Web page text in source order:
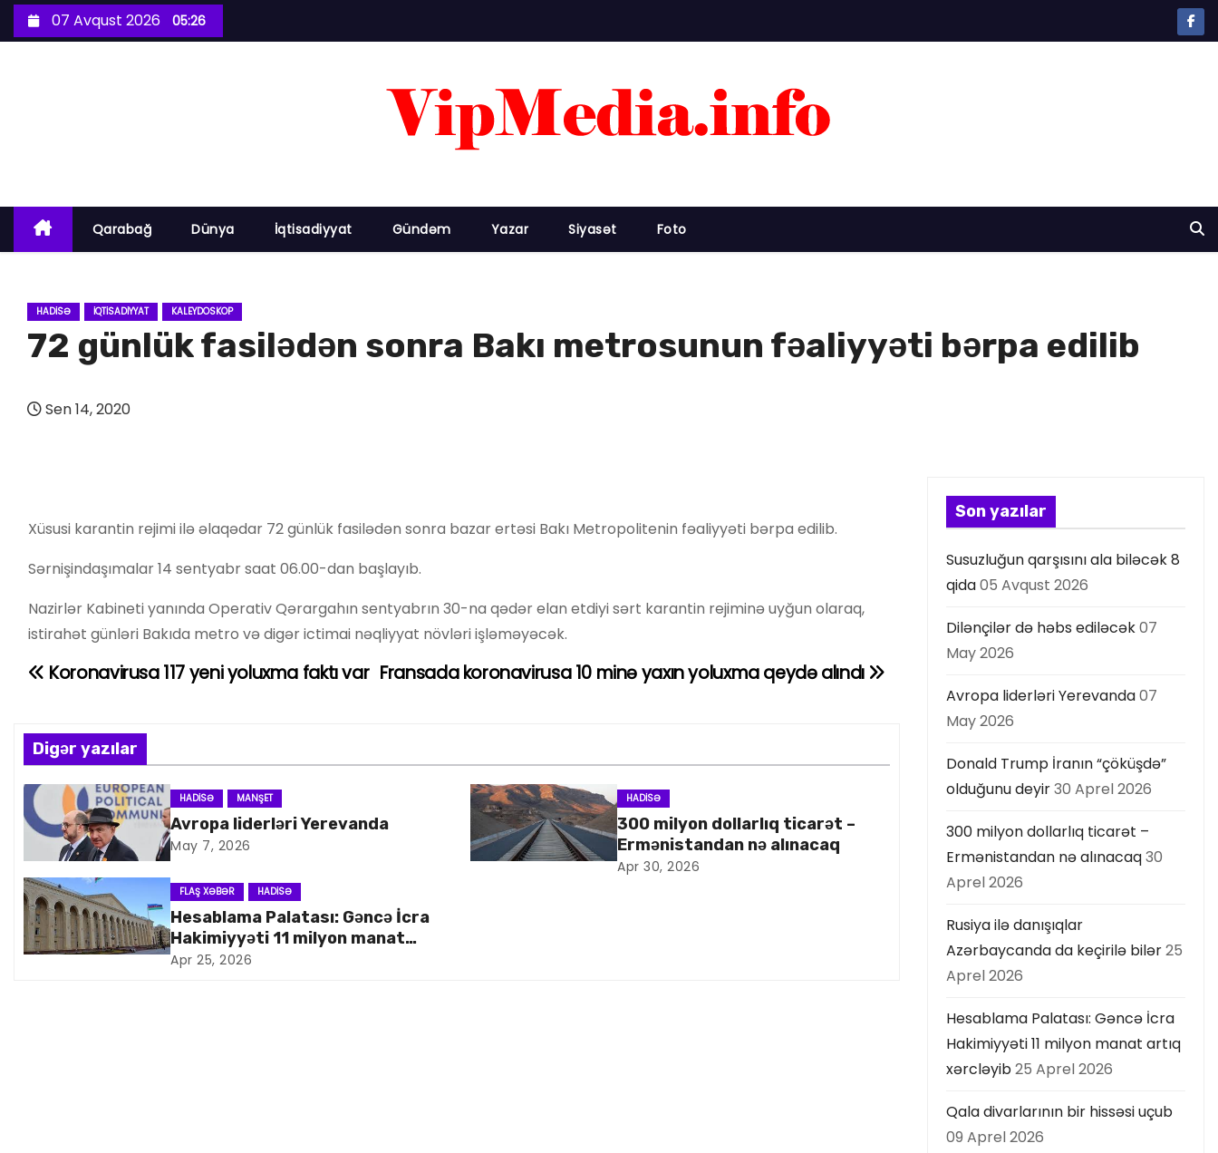
k
07 Avqust 2026 05:26
Qarabağ Dünya İqtisadiyyat Gündəm Yazar Siyasət Foto
HADISƏ İQTISADIYYAT KALEYDOSKOP
72 günlük fasilədən sonra Bakı metrosunun fəaliyyəti bərpa edilib
Sen 14, 2020
Xüsusi karantin rejimi ilə əlaqədar 72 günlük fasilədən sonra bazar ertəsi Bakı Metropolitenin fəaliyyəti bərpa edilib.
Sərnişindaşımalar 14 sentyabr saat 06.00-dan başlayıb.
Nazirlər Kabineti yanında Operativ Qərargahın sentyabrın 30-na qədər elan etdiyi sərt karantin rejiminə uyğun olaraq,
istirahət günləri Bakıda metro və digər ictimai nəqliyyat növləri işləməyəcək.
Y
z
ı
n
a
v
i
Fransada koronavirusa 10 minə yaxın yoluxma qeydə alındı
Koronavirusa 117 yeni yoluxma faktı var
Digər yazılar
HADISƏ MANŞET
Avropa liderləri Yerevanda
May 7, 2026
HADISƏ
300 milyon dollarlıq ticarət –
Ermənistandan nə alınacaq
Apr 30, 2026
FLAŞ XƏBƏR HADISƏ
Hesablama Palatası: Gəncə İcra
Hakimiyyəti 11 milyon manat
artıq xərcləyib
Apr 25, 2026
Son yazılar
Susuzluğun qarşısını ala biləcək 8
qida05 Avqust 2026
Dilənçilər də həbs ediləcək07
May 2026
Avropa liderləri Yerevanda07
May 2026
Donald Trump İranın “çöküşdə”
olduğunu deyir30 Aprel 2026
300 milyon dollarlıq ticarət –
Ermənistandan nə alınacaq30
Aprel 2026
Rusiya ilə danışıqlar
Azərbaycanda da keçirilə bilər25
Aprel 2026
Hesablama Palatası: Gəncə İcra
Hakimiyyəti 11 milyon manat artıq
xərcləyib25 Aprel 2026
Qala divarlarının bir hissəsi uçub
09 Aprel 2026